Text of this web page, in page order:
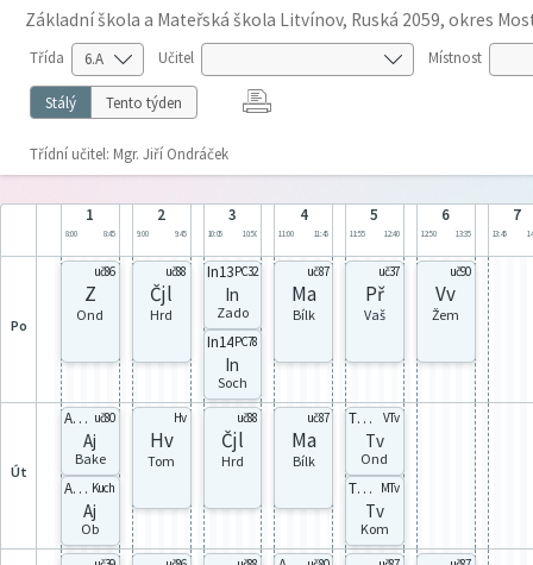
Základní škola a Mateřská škola Litvínov, Ruská 2059, okres
Třída Učitel Místnost
Stálý Tento týden
Třídní učitel: Mgr. Jiří Ondráček
1
8:00 8:45
2
9:00 9:45
3
10:05 10:50
4
11:00 11:45
5
11:55 12:40
6
12:50 13:35
7
13:45
po
uč86
Z
Ond
uč88
Čjl
Hrd
In13PC32
In
Zado
In14PC78
In
Soch
uč87
Ma
Bílk
uč37
Př
Vaš
uč90
Vv
Žem
út
Aj6A uč80
Aj
Bake
Aj6Y Kuch
Aj
Ob
Hv
Hv
Tom
uč88
Čjl
Hrd
uč87
Ma
Bílk
Tvd1 VTv
Tv
Ond
Tvh1 MTv
Tv
Kom